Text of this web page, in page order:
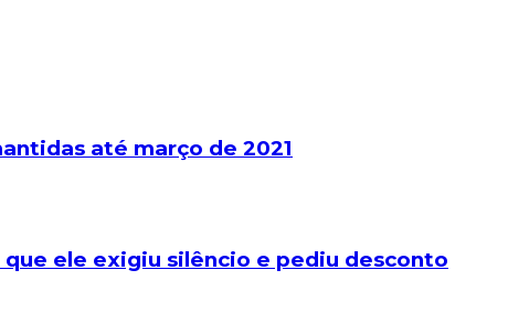
até março de 2021
ele exigiu silêncio e pediu desconto